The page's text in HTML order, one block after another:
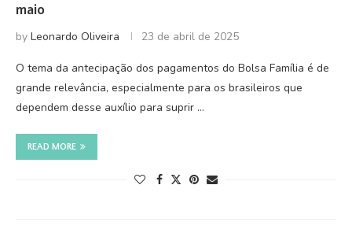
maio
by Leonardo Oliveira 23 de abril de 2025
O tema da antecipação dos pagamentos do Bolsa Família é de
grande relevância, especialmente para os brasileiros que
dependem desse auxílio para suprir …
READ MORE